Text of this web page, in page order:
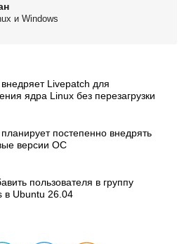
и Windows
Livepatch для
ядра Linux без перезагрузки
постепенно внедрять
версии ОС
пользователя в группу
в Ubuntu 26.04